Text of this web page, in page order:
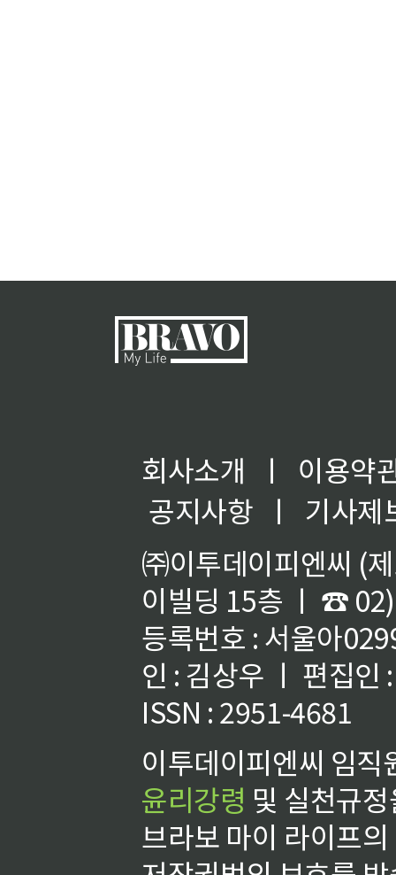
회사소개 ㅣ
이용약
공지사항
ㅣ
기사제
㈜이투데이피엔씨 (
이빌딩 15층 ㅣ ☎
등록번호 : 서울아
인 : 김상우 ㅣ 편집인
ISSN : 2951-4681
이투데이피엔씨 임
윤리강령 및 실천규
브라보 마이 라이프